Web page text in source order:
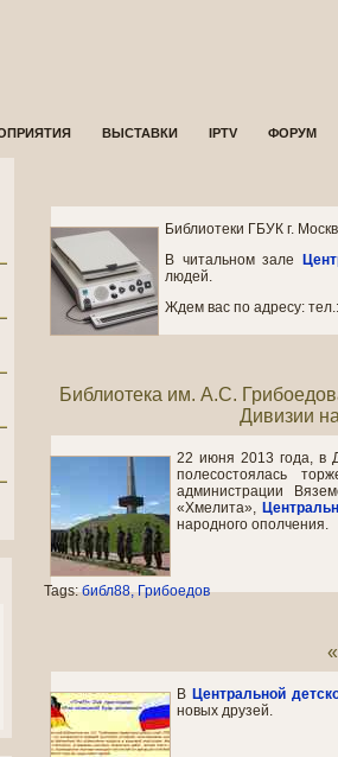
ВЫСТАВКИ IPTV ФОРУМ
Библиотеки ГБУК г.
В читальном зале
людей.
Ждем вас по адресу:
Библиотека им. А.С.
Дивизии
22 июня 2013 года, в
полесостоялась
администрации
«Хмелита»,
народного ополчения.
Tags:библ88 Грибоедов
В Центральной
новых друзей.